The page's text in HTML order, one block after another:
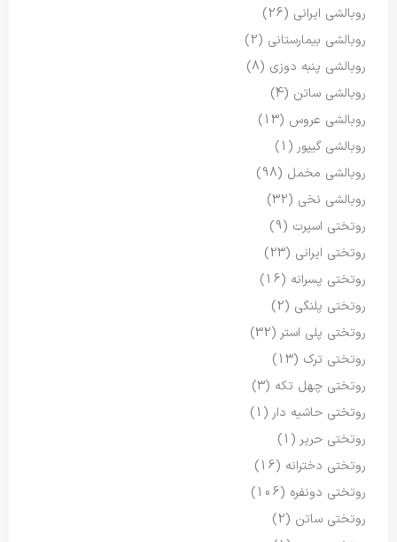
روبالشی ایرانی (26)
روبالشی بیمارستانی (2)
روبالشی پنبه دوزی (8)
روبالشی ساتن (4)
روبالشی عروس (13)
روبالشی گیپور (1)
روبالشی مخمل (98)
روبالشی نخی (32)
روتختی اسپرت (9)
روتختی ایرانی (23)
روتختی پسرانه (16)
روتختی پلنگی (2)
روتختی پلی استر (32)
روتختی ترک (13)
روتختی چهل تکه (3)
روتختی حاشیه دار (1)
روتختی حریر (1)
روتختی دخترانه (16)
روتختی دونفره (106)
روتختی ساتن (2)